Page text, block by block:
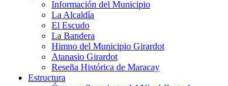
Información del Municipio
La Alcaldía
El Escudo
La Bandera
Himno del Municipio Girardot
Atanasio Girardot
Reseña Histórica de Maracay
Estructura